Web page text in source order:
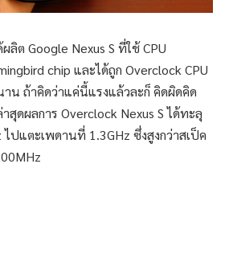
ลิต Google Nexus S ที่ใช้ CPU
chip และได้ถูก Overclock CPU
าน ถ้าคิดว่าแค่นี้แรงแล้วละก็ คิดผิดคิด
สุดผลการ Overclock Nexus S ได้ทะลุ
ปแตะเพดานที่ 1.3GHz ซึ่งสูงกว่าสเป็ค